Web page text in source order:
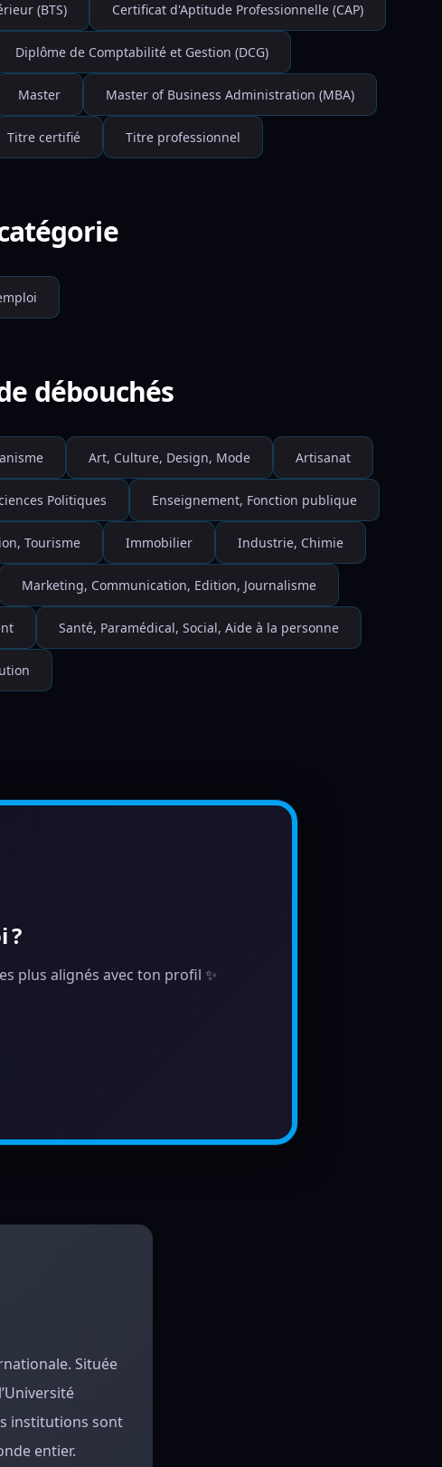
(BTS) Certificat d'Aptitude Professionnelle (CAP)
Diplôme de Comptabilité et Gestion (DCG)
Master Master of Business Administration (MBA)
Titre certifié Titre professionnel
débouchés
Art, Culture, Design, Mode Artisanat
Politiques Enseignement, Fonction publique
Tourisme Immobilier Industrie, Chimie
Marketing, Communication, Edition, Journalisme
Santé, Paramédical, Social, Aide à la personne
?
plus alignés avec ton profil ✨
Située
institutions sont
entier.